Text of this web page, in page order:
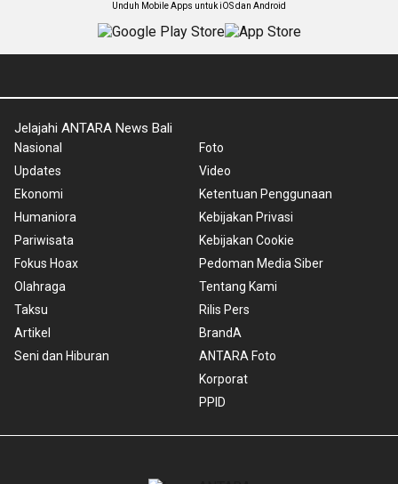
Unduh Mobile Apps untuk iOS dan Android
Jelajahi ANTARA News Bali
Nasional
Updates
Ekonomi
Humaniora
Pariwisata
Fokus Hoax
Olahraga
Taksu
Artikel
Seni dan Hiburan
Foto
Video
Ketentuan Penggunaan
Kebijakan Privasi
Kebijakan Cookie
Pedoman Media Siber
Tentang Kami
Rilis Pers
BrandA
ANTARA Foto
Korporat
PPID